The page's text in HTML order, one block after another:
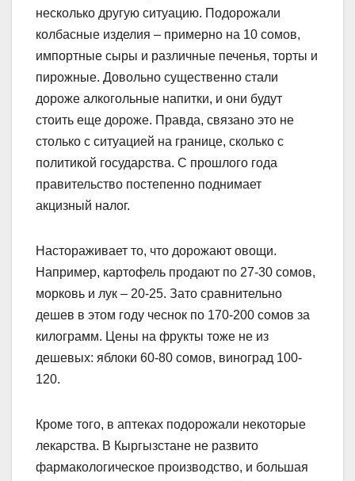
несколько другую ситуацию. Подорожали
колбасные изделия – примерно на 10 сомов,
импортные сыры и различные печенья, торты и
пирожные. Довольно существенно стали
дороже алкогольные напитки, и они будут
стоить еще дороже. Правда, связано это не
столько с ситуацией на границе, сколько с
политикой государства. С прошлого года
правительство постепенно поднимает
акцизный налог.
Настораживает то, что дорожают овощи.
Например, картофель продают по 27-30 сомов,
морковь и лук – 20-25. Зато сравнительно
дешев в этом году чеснок по 170-200 сомов за
килограмм. Цены на фрукты тоже не из
дешевых: яблоки 60-80 сомов, виноград 100-
120.
Кроме того, в аптеках подорожали некоторые
лекарства. В Кыргызстане не развито
фармакологическое производство, и большая